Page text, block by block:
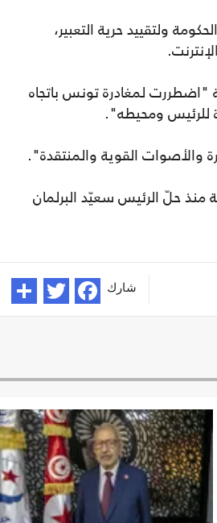
ولتقييد حرية التعبير،
وغادرت بوكريم إلى باريس في ديسمبر كانون الأول/ ديسمبر الماضي، قائلة "اضطررت لمغادرة‭ ‬تونس باتجاه
للرئيس ومحيطه".
والأصوات القوية والمنتقدة".
منذ حلّ الرئيس سعيّد البرلمان
شارك